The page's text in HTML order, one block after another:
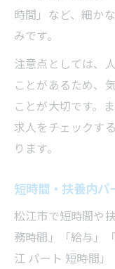
時間」など、細か
みです。
注意点としては、
ことがあるため、
ことが大切です。
求人をチェックす
ります。
短時間・扶養内パ
松江市で短時間や
務時間」「給与」
江 パート 短時間